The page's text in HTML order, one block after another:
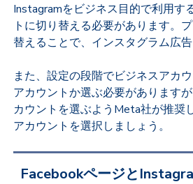
Instagramをビジネス目的で利用す
トに切り替える必要があります。
替えることで、インスタグラム広告
また、設定の段階でビジネスアカ
アカウントか選ぶ必要があります
カウントを選ぶようMeta社が推奨
アカウントを選択しましょう。
Facebookページと